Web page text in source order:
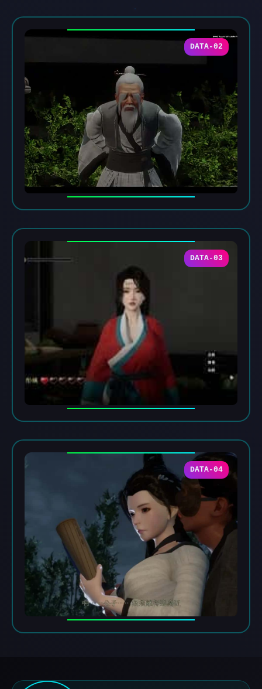
DATA-02
DATA-03
DATA-04